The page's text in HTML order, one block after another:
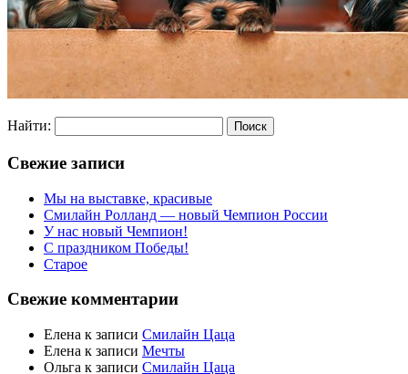
Найти:
Свежие записи
Мы на выставке, красивые
Смилайн Ролланд — новый Чемпион России
У нас новый Чемпион!
С праздником Победы!
Старое
Свежие комментарии
Елена к записи Смилайн Цаца
Елена к записи Мечты
Ольга к записи Смилайн Цаца